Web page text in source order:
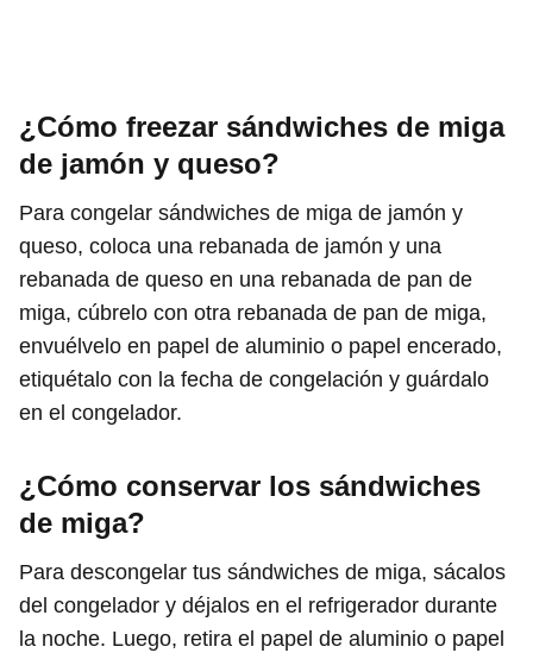
¿Cómo freezar sándwiches de miga
de jamón y queso?
Para congelar sándwiches de miga de jamón y
queso, coloca una rebanada de jamón y una
rebanada de queso en una rebanada de pan de
miga, cúbrelo con otra rebanada de pan de miga,
envuélvelo en papel de aluminio o papel encerado,
etiquétalo con la fecha de congelación y guárdalo
en el congelador.
¿Cómo conservar los sándwiches
de miga?
Para descongelar tus sándwiches de miga, sácalos
del congelador y déjalos en el refrigerador durante
la noche. Luego, retira el papel de aluminio o papel